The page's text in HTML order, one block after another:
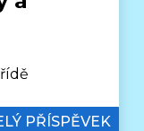
PŘÍSPĚVEK